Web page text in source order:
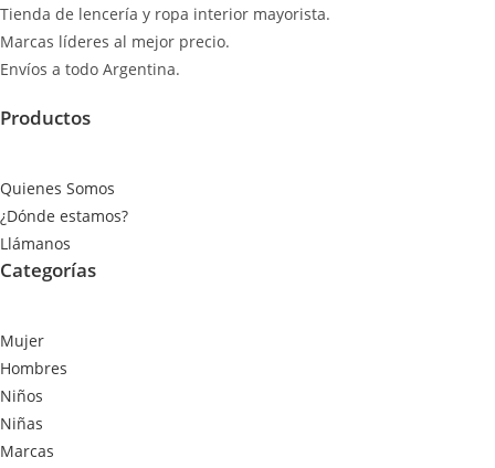
Tienda de lencería y ropa interior mayorista.
Marcas líderes al mejor precio.
Envíos a todo Argentina.
Productos
Quienes Somos
¿Dónde estamos?
Llámanos
Categorías
Mujer
Hombres
Niños
Niñas
Marcas